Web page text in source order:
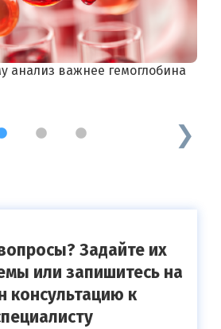
анализ важнее гемоглобина
1 2 3
Задайте их
или запишитесь на
консультацию к